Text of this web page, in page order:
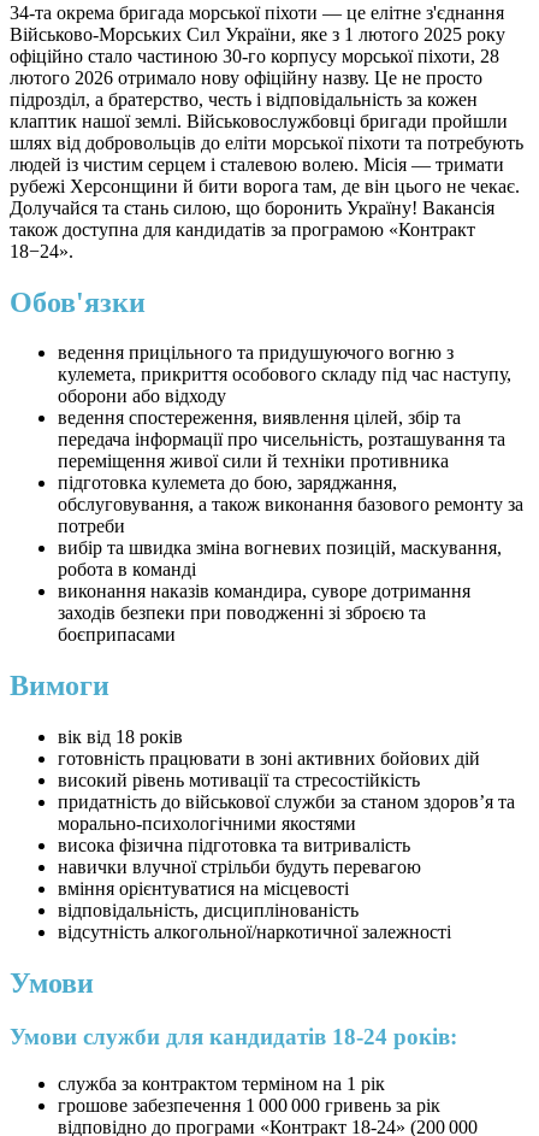
34-та окрема бригада морської піхоти — це елітне з'єднання
Військово-Морських Сил України, яке з 1 лютого 2025 року
офіційно стало частиною 30-го корпусу морської піхоти, 28
лютого 2026 отримало нову офіційну назву. Це не просто
підрозділ, а братерство, честь і відповідальність за кожен
клаптик нашої землі. Військовослужбовці бригади пройшли
шлях від добровольців до еліти морської піхоти та потребують
людей із чистим серцем і сталевою волею. Місія — тримати
рубежі Херсонщини й бити ворога там, де він цього не чекає.
Долучайся та стань силою, що боронить Україну! Вакансія
також доступна для кандидатів за програмою «Контракт
18−24».
Обов'язки
ведення прицільного та придушуючого вогню з
кулемета, прикриття особового складу під час наступу,
оборони або відходу
ведення спостереження, виявлення цілей, збір та
передача інформації про чисельність, розташування та
переміщення живої сили й техніки противника
підготовка кулемета до бою, заряджання,
обслуговування, а також виконання базового ремонту за
потреби
вибір та швидка зміна вогневих позицій, маскування,
робота в команді
виконання наказів командира, суворе дотримання
заходів безпеки при поводженні зі зброєю та
боєприпасами
Вимоги
вік від 18 років
готовність працювати в зоні активних бойових дій
високий рівень мотивації та стресостійкість
придатність до військової служби за станом здоров’я та
морально-психологічними якостями
висока фізична підготовка та витривалість
навички влучної стрільби будуть перевагою
вміння орієнтуватися на місцевості
відповідальність, дисциплінованість
відсутність алкогольної/наркотичної залежності
Умови
Умови служби для кандидатів 18-24 років:
служба за контрактом терміном на 1 рік
грошове забезпечення 1 000 000 гривень за рік
відповідно до програми «Контракт 18-24» (200 000